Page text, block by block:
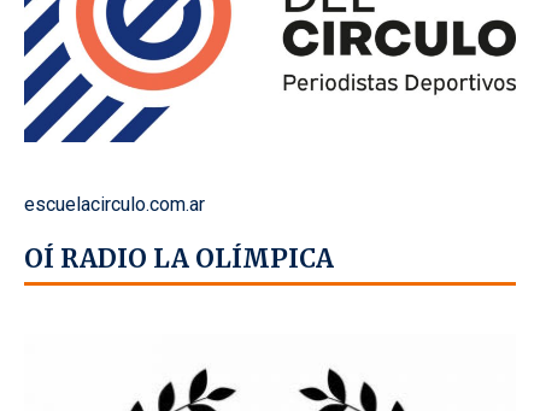
escuelacirculo.com.ar
OÍ RADIO LA OLÍMPICA